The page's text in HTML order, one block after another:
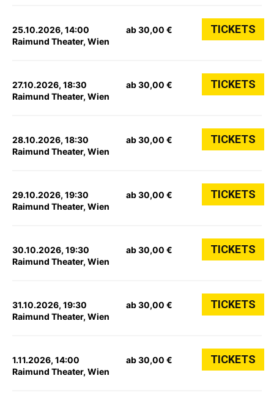
25.10.2026, 14:00
Raimund Theater, Wien
ab 30,00 € TICKETS
27.10.2026, 18:30
Raimund Theater, Wien
ab 30,00 € TICKETS
28.10.2026, 18:30
Raimund Theater, Wien
ab 30,00 € TICKETS
29.10.2026, 19:30
Raimund Theater, Wien
ab 30,00 € TICKETS
30.10.2026, 19:30
Raimund Theater, Wien
ab 30,00 € TICKETS
31.10.2026, 19:30
Raimund Theater, Wien
ab 30,00 € TICKETS
1.11.2026, 14:00
Raimund Theater, Wien
ab 30,00 € TICKETS